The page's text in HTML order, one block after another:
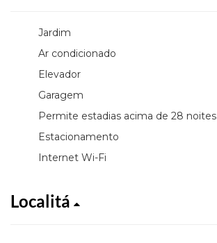
Jardim
Ar condicionado
Elevador
Garagem
Permite estadias acima de 28 noites
Estacionamento
Internet Wi-Fi
Localitá